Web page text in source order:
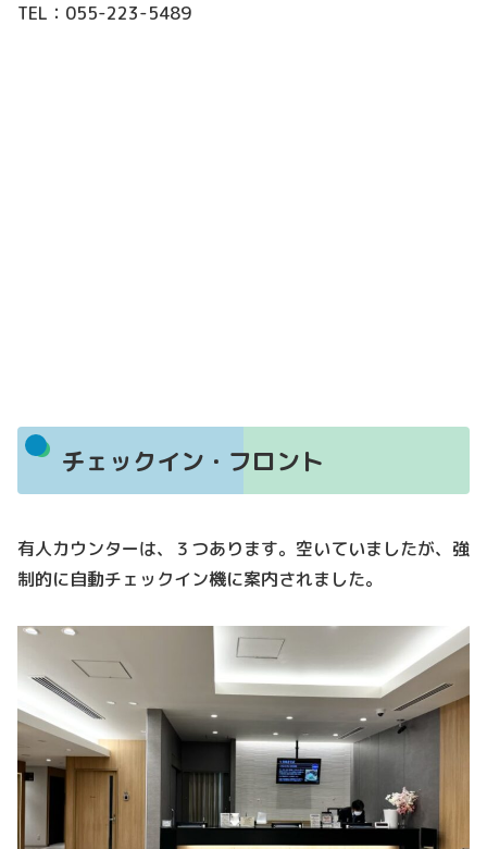
TEL：055-223-5489
チェックイン・フロント
有人カウンターは、３つあります。空いていましたが、強
制的に自動チェックイン機に案内されました。